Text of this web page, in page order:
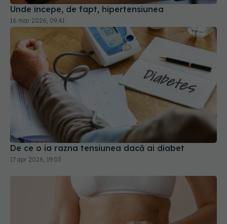
Unde începe, de fapt, hipertensiunea
16 mar 2026, 09:41
De ce o ia razna tensiunea dacă ai diabet
17 apr 2026, 19:03